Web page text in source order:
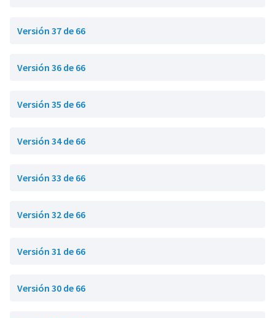
Versión 37 de 66
Versión 36 de 66
Versión 35 de 66
Versión 34 de 66
Versión 33 de 66
Versión 32 de 66
Versión 31 de 66
Versión 30 de 66